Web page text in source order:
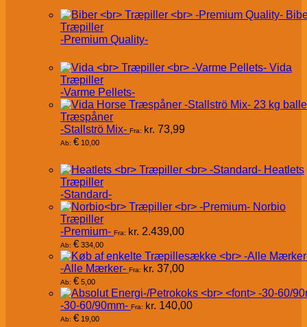
Træpiller
-Premium Quality-
Vida
Træpiller
-Varme Pellets-
Træspåner
-Stallströ Mix- Fra: kr. 73,99
Ab: € 10,00
Heatlets
Træpiller
-Standard-
Norbio
Træpiller
-Premium- Fra: kr. 2.439,00
Ab: € 334,00
-Alle Mærker- Fra: kr. 37,00
Ab: € 5,00
-30-60/90mm- Fra: kr. 140,00
Ab: € 19,00